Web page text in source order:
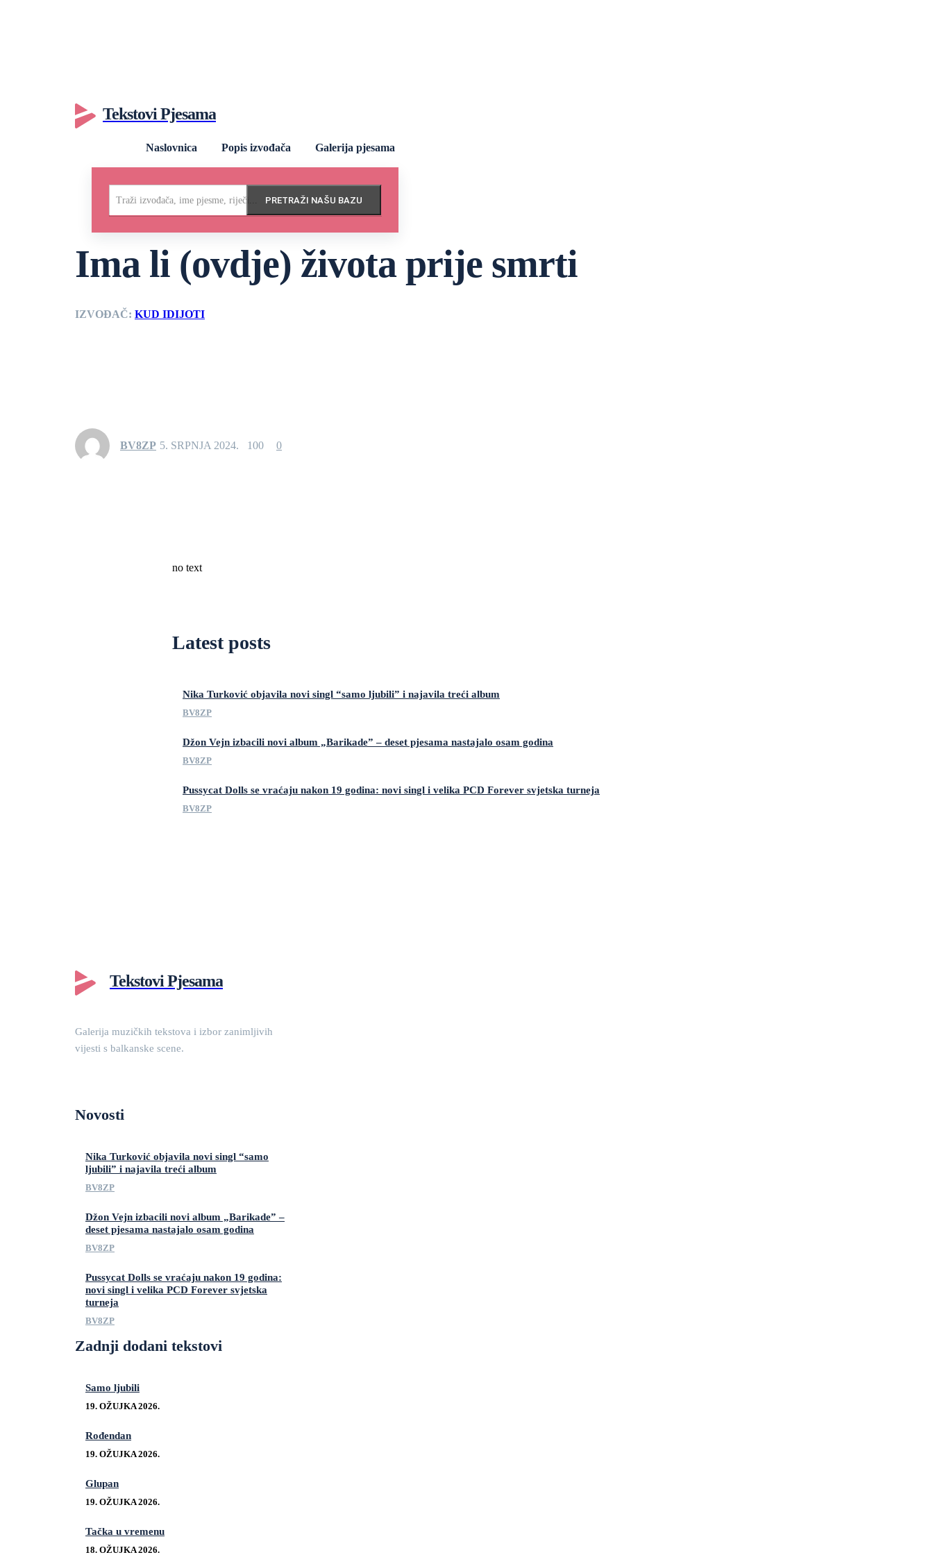
Tekstovi Pjesama
Naslovnica Popis izvođača Galerija pjesama
Traži izvođača, ime pjesme, riječi... PRETRAŽI NAŠU BAZU
Ima li (ovdje) života prije smrti
IZVOĐAČ: KUD IDIJOTI
BV8ZP 5. SRPNJA 2024. 100 0
no text
Latest posts
Nika Turković objavila novi singl “samo ljubili” i najavila treći album
BV8ZP
Džon Vejn izbacili novi album „Barikade” – deset pjesama nastajalo osam godina
BV8ZP
Pussycat Dolls se vraćaju nakon 19 godina: novi singl i velika PCD Forever svjetska turneja
BV8ZP
Tekstovi Pjesama
Galerija muzičkih tekstova i izbor zanimljivih
vijesti s balkanske scene.
Novosti
Nika Turković objavila novi singl “samo
ljubili” i najavila treći album
BV8ZP
Džon Vejn izbacili novi album „Barikade” –
deset pjesama nastajalo osam godina
BV8ZP
Pussycat Dolls se vraćaju nakon 19 godina:
novi singl i velika PCD Forever svjetska
turneja
BV8ZP
Zadnji dodani tekstovi
Samo ljubili
19. OŽUJKA 2026.
Rođendan
19. OŽUJKA 2026.
Glupan
19. OŽUJKA 2026.
Tačka u vremenu
18. OŽUJKA 2026.